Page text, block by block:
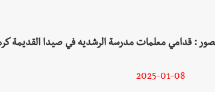
: قدامي معلمات مدرسة الرشديه في صيدا القديمة
2025-01-08